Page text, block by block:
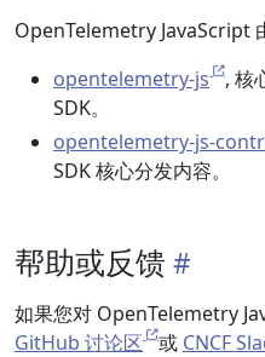
OpenTelemetry JavaScript
opentelemetry-js
, 核
SDK。
opentelemetry-js-
SDK 核心分发内容。
帮助或反馈
如果您对 OpenTelemetry
GitHub 讨论区
或 CNCF